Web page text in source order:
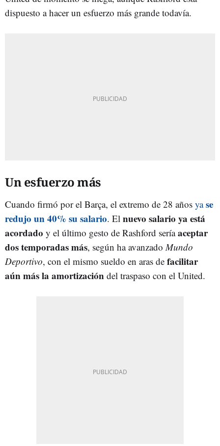
dispuesto a hacer un esfuerzo más grande todavía.
Un esfuerzo más
Cuando firmó por el Barça, el extremo de 28 años yase
redujo un 40% su salario. El nuevo salario ya está
acordado y el último gesto de Rashford seríaaceptar
dos temporadas más, según ha avanzado Mundo
Deportivo, con el mismo sueldo en aras de facilitar
aún más la amortización del traspaso con el United.